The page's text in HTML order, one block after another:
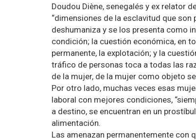
Doudou Diène, senegalés y ex relator
“dimensiones de la esclavitud que son
deshumaniza y se los presenta como
condición; la cuestión económica, en
permanente, la explotación; y la
tráfico de personas toca a todas las
de la mujer, de la mujer como objeto
Por otro lado, muchas veces esas
laboral con mejores condiciones,
a destino, se encuentran en un
alimentación.
Las amenazan permanentemente con